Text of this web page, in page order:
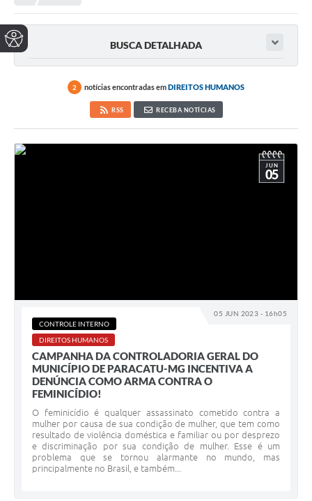
BUSCA DETALHADA
2 notícias encontradas emDIREITOS HUMANOS
RSS RECEBA NOTÍCIAS
05 JUN 2023 - 16h05
JUN
05
CONTROLE INTERNO
DIREITOS HUMANOS
CAMPANHA DA CONTROLADORIA GERAL DO
MUNICÍPIO DE PARACATU-MG INCENTIVA A
DENÚNCIA COMO ARMA CONTRA O
FEMINICÍDIO!
O feminicídio é qualquer assassinato cometido contra a
mulher por causa de sua condição de mulher, que tem como
resultado de violência doméstica e familiar ou por desprezo
e discriminação por sua condição de mulher. Esse é um
problema que se tornou alarmante no mundo, mas
principalmente no Brasil, e também...